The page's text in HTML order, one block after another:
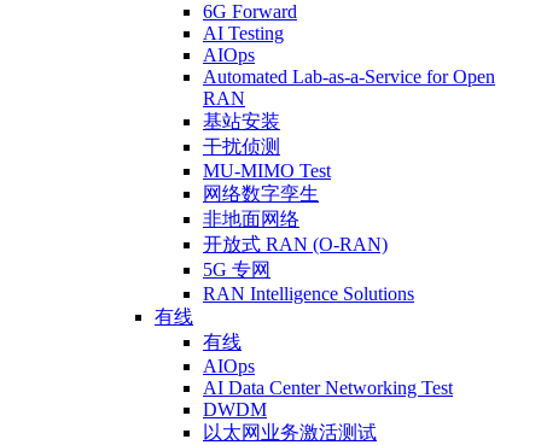
6G Forward
AI Testing
AIOps
Automated Lab-as-a-Service for Open
RAN
基站安装
干扰侦测
MU-MIMO Test
网络数字孪生
非地面网络
开放式 RAN (O-RAN)
5G 专网
RAN Intelligence Solutions
有线
有线
AIOps
AI Data Center Networking Test
DWDM
以太网业务激活测试